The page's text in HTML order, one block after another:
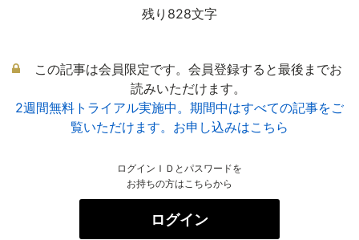
残り828文字
この記事は会員限定です。会員登録すると最後までお
読みいただけます。
2週間無料トライアル実施中。期間中はすべての記事をご
覧いただけます。お申し込みはこちら
ログインＩＤとパスワードを
お持ちの方はこちらから
ログイン